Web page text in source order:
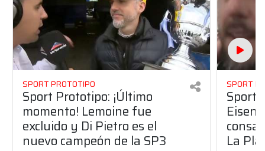
SPORT PROTOTIPO
Sport Prototipo: ¡Último
momento! Lemoine fue
excluido y Di Pietro es el
nuevo campeón de la SP3
SPORT
Sport
La